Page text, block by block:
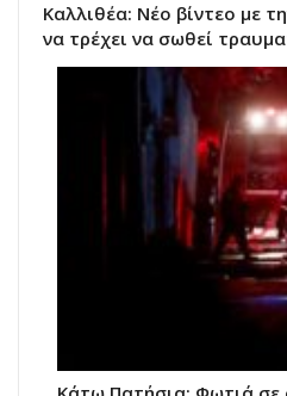
Kαλλιθέα: Νέο βίντεο με
να τρέχει να σωθεί